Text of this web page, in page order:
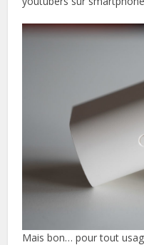
Mais bon… pour tout